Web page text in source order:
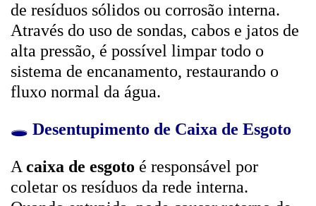
de resíduos sólidos ou corrosão interna.
Através do uso de sondas, cabos e jatos de
alta pressão, é possível limpar todo o
sistema de encanamento, restaurando o
fluxo normal da água.
🕳️ Desentupimento de Caixa de Esgoto
A caixa de esgoto é responsável por
coletar os resíduos da rede interna.